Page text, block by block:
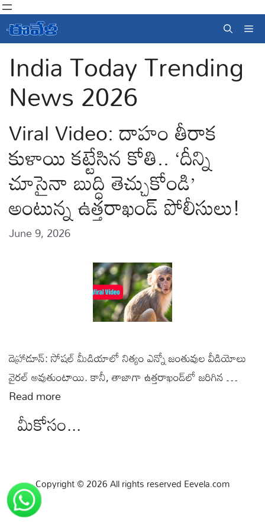
Skip
to
content
India Today Trending
News 2026
Viral Video: దాహం తీరాక
కుళాయి కట్టేసిన కోతి.. ‘దీన్ని
చూసైనా బుద్ధి తెచ్చుకోండి’
అంటున్న ఉత్తరాఖండ్ పోలీసులు!
June 9, 2026
డెహ్రాడూన్: సోషల్ మీడియాలో నిత్యం ఎన్నో జంతువుల వీడియోలు
వైరల్ అవుతుంటాయి. కానీ, తాజాగా ఉత్తరాఖండ్‌లో జరిగిన …
Read more
మీకోసం...
Copyright © 2026 All rights reserved Eevela.com